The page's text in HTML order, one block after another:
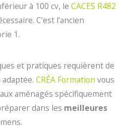
à 100 cv, le CACES R482
C’est l’ancien
1.
et pratiques requièrent de
CRÉA Formation vous
aménagés spécifiquement
dans les meilleures